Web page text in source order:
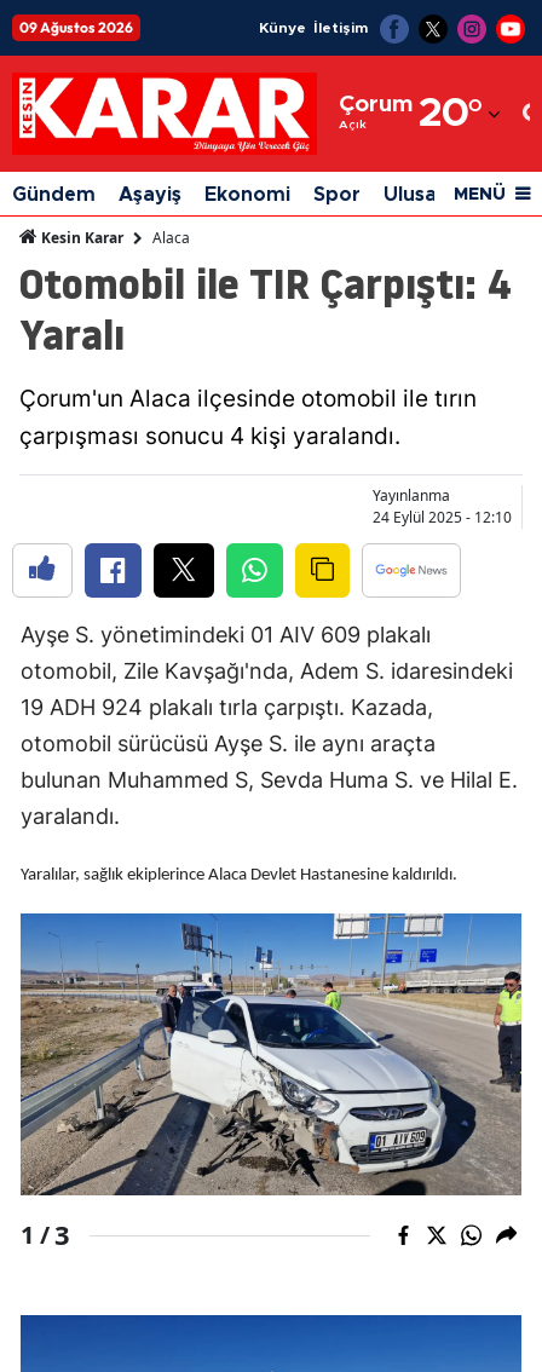
09 Ağustos 2026 Künye İletişim
Çorum
Açık 20°
Adıyaman
Afyonkarahisar
Ağrı
Amasya
Aydın
Balıkesir
Bilecik
Bitlis
Bolu
Burdur
Çanakkale
Çankırı
Çorum
Denizli
Diyarbakır
Edirne
Elazığ
Eskişehir
Gündem Aşayiş Ekonomi Spor Ulusal Siyaset
MENÜ
Kesin Karar Alaca
Otomobil ile TIR Çarpıştı: 4
Yaralı
Çorum'un Alaca ilçesinde otomobil ile tırın
çarpışması sonucu 4 kişi yaralandı.
Yayınlanma
24 Eylül 2025 - 12:10
Ayşe S. yönetimindeki 01 AIV 609 plakalı
otomobil, Zile Kavşağı'nda, Adem S. idaresindeki
19 ADH 924 plakalı tırla çarpıştı. Kazada,
otomobil sürücüsü Ayşe S. ile aynı araçta
bulunan Muhammed S, Sevda Huma S. ve Hilal E.
yaralandı.
Yaralılar, sağlık ekiplerince Alaca Devlet Hastanesine kaldırıldı.
1 /3